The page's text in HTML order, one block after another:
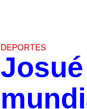
DEPORTES